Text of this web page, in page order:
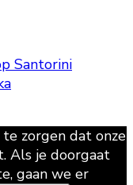
Santorini
zorgen dat onze
Als je doorgaat
gaan we er